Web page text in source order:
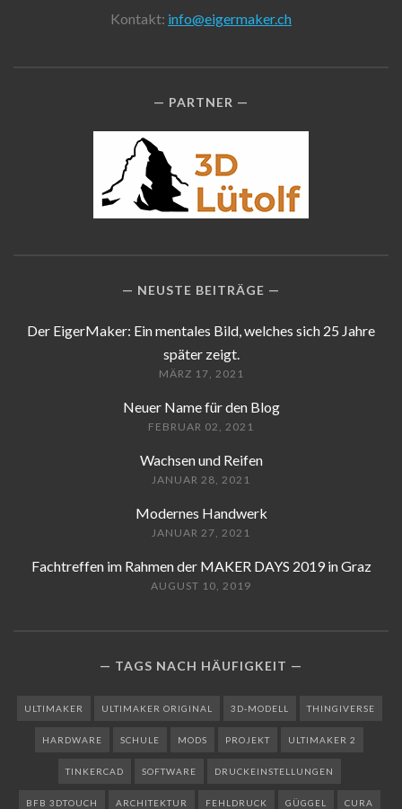
Kontakt: info@eigermaker.ch
PARTNER
NEUSTE BEITRÄGE
Der EigerMaker: Ein mentales Bild, welches sich 25 Jahre
später zeigt.
MÄRZ 17, 2021
Neuer Name für den Blog
FEBRUAR 02, 2021
Wachsen und Reifen
JANUAR 28, 2021
Modernes Handwerk
JANUAR 27, 2021
Fachtreffen im Rahmen der MAKER DAYS 2019 in Graz
AUGUST 10, 2019
TAGS NACH HÄUFIGKEIT
ULTIMAKER ULTIMAKER ORIGINAL 3D-MODELL THINGIVERSE
HARDWARE SCHULE MODS PROJEKT ULTIMAKER 2
TINKERCAD SOFTWARE DRUCKEINSTELLUNGEN
BFB 3DTOUCH ARCHITEKTUR FEHLDRUCK GÜGGEL CURA